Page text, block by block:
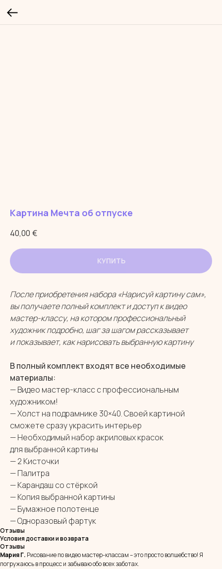
Картина Мечта об отпуске
40,00 €
КУПИТЬ
После приобретения набора «Нарисуй картину сам»,
вы получаете полный комплект и доступ к видео
мастер-классу, на котором профессиональный
художник подробно, шаг за шагом рассказывает
и показывает, как нарисовать выбранную картину
В полный комплект входят все необходимые
материалы:
— Видео мастер-класс с профессиональным
художником!
— Холст на подрамнике 30×40. Своей картиной
сможете сразу украсить интерьер
— Необходимый набор акриловых красок
для выбранной картины
— 2 Кисточки
— Палитра
— Карандаш со стёркой
— Копия выбранной картины
— Бумажное полотенце
— Одноразовый фартук
Отзывы
Условия доставки и возврата
Отзывы
Мария Г. Рисование по видео мастер-классам – это просто волшебство! Я
погружаюсь в процесс и забываю обо всех заботах.